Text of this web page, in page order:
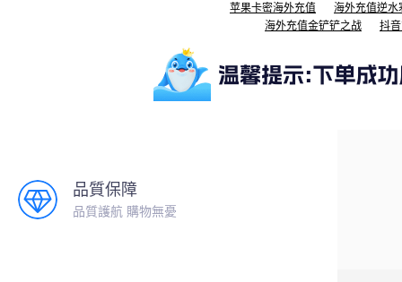
苹果卡密海外充值
海外充值逆水
海外充值金铲铲之战
抖
品質保障
品質護航 購物無憂